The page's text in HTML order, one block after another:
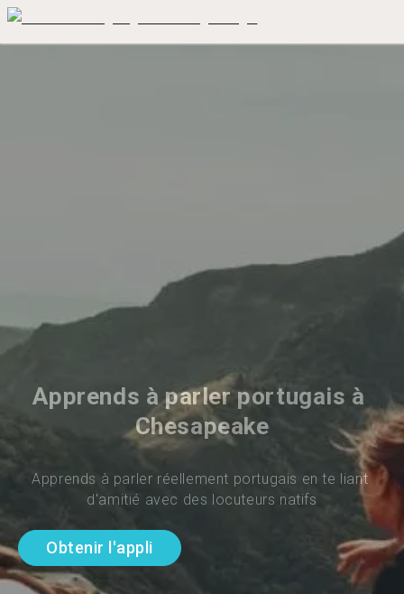
Apprends à parler portugais à
Chesapeake
Apprends à parler réellement portugais en te liant
d'amitié avec des locuteurs natifs
Obtenir l'appli